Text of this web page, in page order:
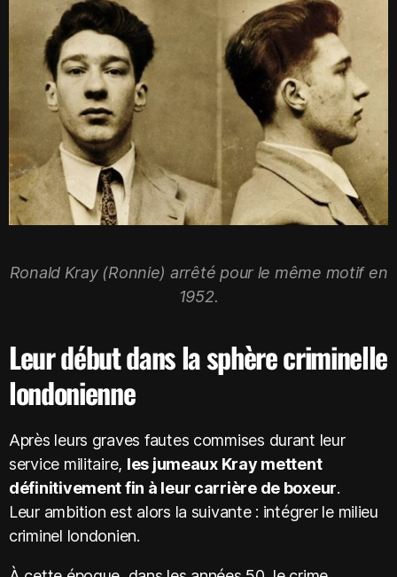
Ronald Kray (Ronnie) arrêté pour le même motif en
1952.
Leur début dans la sphère criminelle
londonienne
Après leurs graves fautes commises durant leur
service militaire, les jumeaux Kray mettent
définitivement fin à leur carrière de boxeur.
Leur ambition est alors la suivante : intégrer le milieu
criminel londonien.